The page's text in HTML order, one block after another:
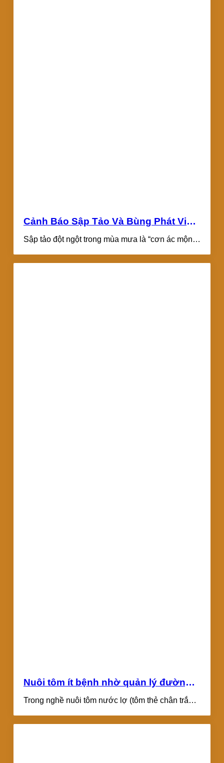
Cảnh Báo Sập Tảo Và Bùng Phát Vi
Toàn Diện
Sập tảo đột ngột trong mùa mưa là “cơn ác mộng”
Nuôi tôm ít bệnh nhờ quản lý đường
Trong nghề nuôi tôm nước lợ (tôm thẻ chân trắng